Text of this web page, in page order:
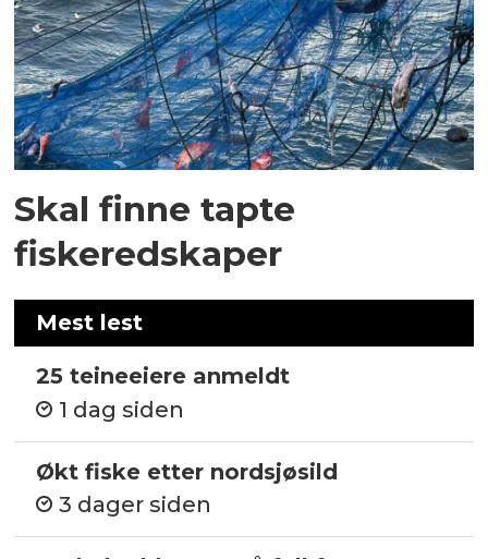
Skal finne tapte
fiskeredskaper
Mest lest
25 teineeiere anmeldt
1 dag siden
Økt fiske etter nordsjøsild
3 dager siden